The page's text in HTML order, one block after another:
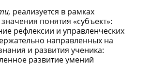
реализуется в рамках
понятия «субъект»:
рефлексии и управленческих
направленных на
и развития ученика:
развитие умений